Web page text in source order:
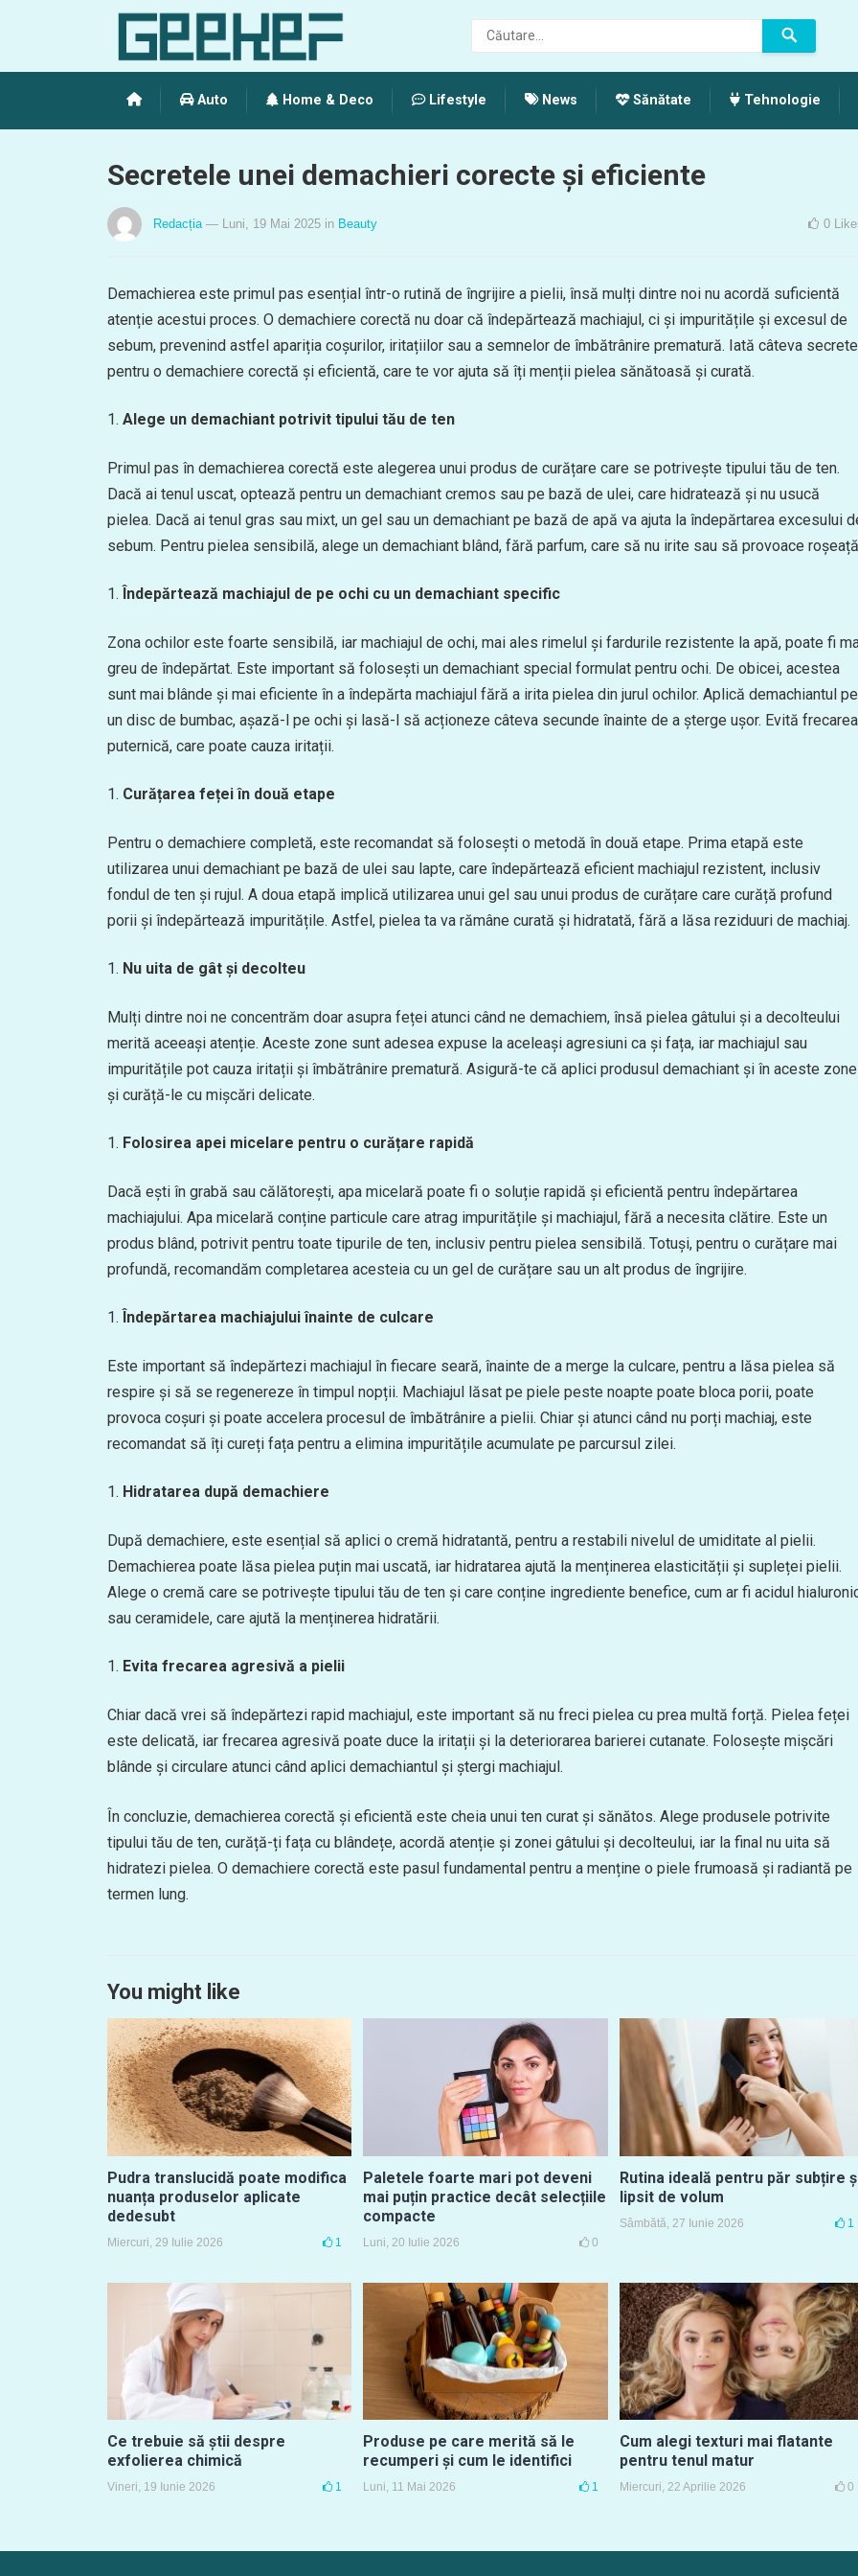
Auto Home & Deco Lifestyle News Sănătate Tehnologie
Secretele unei demachieri corecte și eficiente
Redacția — Luni, 19 Mai 2025 in Beauty 0
Demachierea este primul pas esențial într-o rutină de îngrijire a pielii, însă mulți dintre noi nu acordă suficientă
atenție acestui proces. O demachiere corectă nu doar că îndepărtează machiajul, ci și impuritățile și excesul de
sebum, prevenind astfel apariția coșurilor, iritațiilor sau a semnelor de îmbătrânire prematură. Iată câteva secrete
pentru o demachiere corectă și eficientă, care te vor ajuta să îți menții pielea sănătoasă și curată.
Alege un demachiant potrivit tipului tău de ten
Primul pas în demachierea corectă este alegerea unui produs de curățare care se potrivește tipului tău de ten.
Dacă ai tenul uscat, optează pentru un demachiant cremos sau pe bază de ulei, care hidratează și nu usucă
pielea. Dacă ai tenul gras sau mixt, un gel sau un demachiant pe bază de apă va ajuta la îndepărtarea excesului
sebum. Pentru pielea sensibilă, alege un demachiant blând, fără parfum, care să nu irite sau să provoace
Îndepărtează machiajul de pe ochi cu un demachiant specific
Zona ochilor este foarte sensibilă, iar machiajul de ochi, mai ales rimelul și fardurile rezistente la apă, poate fi
greu de îndepărtat. Este important să folosești un demachiant special formulat pentru ochi. De obicei, acestea
sunt mai blânde și mai eficiente în a îndepărta machiajul fără a irita pielea din jurul ochilor. Aplică demachiantul pe
un disc de bumbac, așază-l pe ochi și lasă-l să acționeze câteva secunde înainte de a șterge ușor. Evită frecarea
puternică, care poate cauza iritații.
Curățarea feței în două etape
Pentru o demachiere completă, este recomandat să folosești o metodă în două etape. Prima etapă este
utilizarea unui demachiant pe bază de ulei sau lapte, care îndepărtează eficient machiajul rezistent, inclusiv
fondul de ten și rujul. A doua etapă implică utilizarea unui gel sau unui produs de curățare care curăță profund
porii și îndepărtează impuritățile. Astfel, pielea ta va rămâne curată și hidratată, fără a lăsa reziduuri de machiaj.
Nu uita de gât și decolteu
Mulți dintre noi ne concentrăm doar asupra feței atunci când ne demachiem, însă pielea gâtului și a decolteului
merită aceeași atenție. Aceste zone sunt adesea expuse la aceleași agresiuni ca și fața, iar machiajul sau
impuritățile pot cauza iritații și îmbătrânire prematură. Asigură-te că aplici produsul demachiant și în aceste zone
și curăță-le cu mișcări delicate.
Folosirea apei micelare pentru o curățare rapidă
Dacă ești în grabă sau călătorești, apa micelară poate fi o soluție rapidă și eficientă pentru îndepărtarea
machiajului. Apa micelară conține particule care atrag impuritățile și machiajul, fără a necesita clătire. Este un
produs blând, potrivit pentru toate tipurile de ten, inclusiv pentru pielea sensibilă. Totuși, pentru o curățare mai
profundă, recomandăm completarea acesteia cu un gel de curățare sau un alt produs de îngrijire.
Îndepărtarea machiajului înainte de culcare
Este important să îndepărtezi machiajul în fiecare seară, înainte de a merge la culcare, pentru a lăsa pielea să
respire și să se regenereze în timpul nopții. Machiajul lăsat pe piele peste noapte poate bloca porii, poate
provoca coșuri și poate accelera procesul de îmbătrânire a pielii. Chiar și atunci când nu porți machiaj, este
recomandat să îți cureți fața pentru a elimina impuritățile acumulate pe parcursul zilei.
Hidratarea după demachiere
După demachiere, este esențial să aplici o cremă hidratantă, pentru a restabili nivelul de umiditate al pielii.
Demachierea poate lăsa pielea puțin mai uscată, iar hidratarea ajută la menținerea elasticității și supleței pielii.
Alege o cremă care se potrivește tipului tău de ten și care conține ingrediente benefice, cum ar fi acidul
sau ceramidele, care ajută la menținerea hidratării.
Evita frecarea agresivă a pielii
Chiar dacă vrei să îndepărtezi rapid machiajul, este important să nu freci pielea cu prea multă forță. Pielea feței
este delicată, iar frecarea agresivă poate duce la iritații și la deteriorarea barierei cutanate. Folosește mișcări
blânde și circulare atunci când aplici demachiantul și ștergi machiajul.
În concluzie, demachierea corectă și eficientă este cheia unui ten curat și sănătos. Alege produsele potrivite
tipului tău de ten, curăță-ți fața cu blândețe, acordă atenție și zonei gâtului și decolteului, iar la final nu uita să
hidratezi pielea. O demachiere corectă este pasul fundamental pentru a menține o piele frumoasă și radiantă pe
termen lung.
You might like
Pudra translucidă poate modifica
nuanța produselor aplicate
dedesubt
Miercuri, 29 Iulie 2026 1
Paletele foarte mari pot deveni
mai puțin practice decât selecțiile
compacte
Luni, 20 Iulie 2026 0
Rutina ideală pentru păr subțire
lipsit de volum
Sâmbătă, 27 Iunie 2026 1
Ce trebuie să știi despre
exfolierea chimică
Vineri, 19 Iunie 2026 1
Produse pe care merită să le
recumperi și cum le identifici
Luni, 11 Mai 2026 1
Cum alegi texturi mai flatante
pentru tenul matur
Miercuri, 22 Aprilie 2026 0